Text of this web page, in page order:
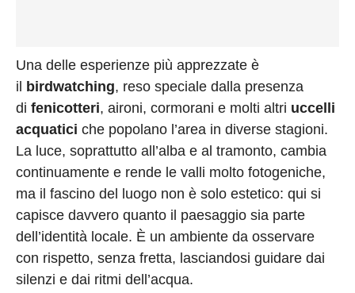
Una delle esperienze più apprezzate è
il
birdwatching, reso speciale dalla presenza
di fenicotteri, aironi, cormorani e molti altri uccelli
acquatici che popolano l’area in diverse stagioni.
La luce, soprattutto all’alba e al tramonto, cambia
continuamente e rende le valli molto fotogeniche,
ma il fascino del luogo non è solo estetico: qui si
capisce davvero quanto il paesaggio sia parte
dell’identità locale. È un ambiente da osservare
con rispetto, senza fretta, lasciandosi guidare dai
silenzi e dai ritmi dell’acqua.